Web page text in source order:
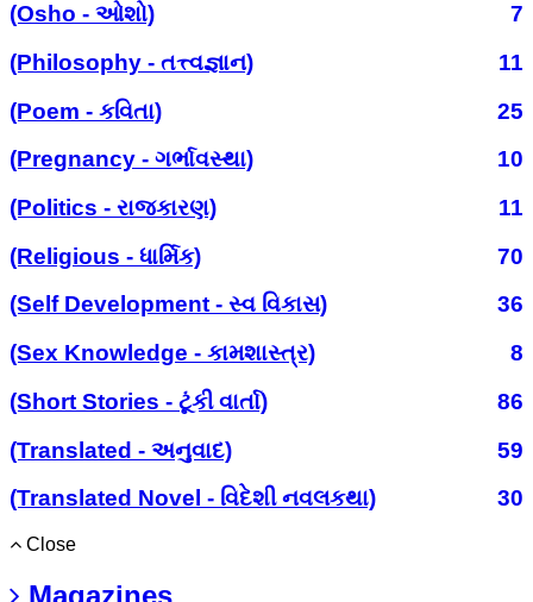
(Osho - ઓશો)
7
(Philosophy - તત્ત્વજ્ઞાન)
11
(Poem - કવિતા)
25
(Pregnancy - ગર્ભાવસ્થા)
10
(Politics - રાજકારણ)
11
(Religious - ધાર્મિક)
70
(Self Development - સ્વ વિકાસ)
36
(Sex Knowledge - કામશાસ્ત્ર)
8
(Short Stories - ટૂંકી વાર્તા)
86
(Translated - અનુવાદ)
59
(Translated Novel - વિદેશી નવલકથા)
30
Close
Magazines